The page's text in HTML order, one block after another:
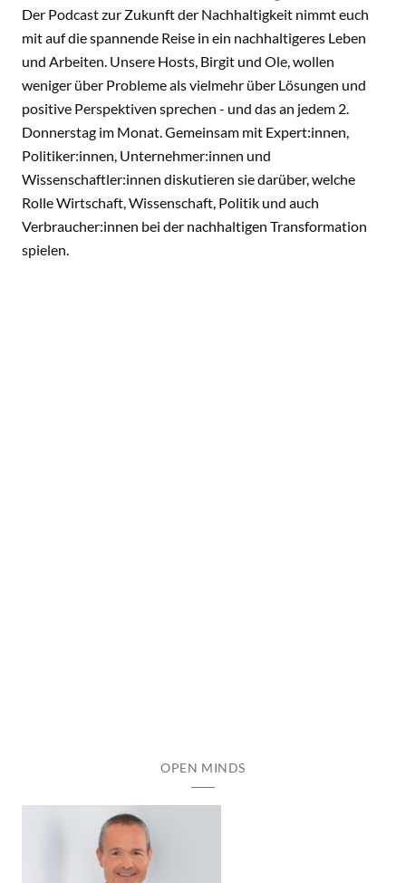
Der Podcast zur Zukunft der Nachhaltigkeit nimmt euch
mit auf die spannende Reise in ein nachhaltigeres Leben
und Arbeiten. Unsere Hosts, Birgit und Ole, wollen
weniger über Probleme als vielmehr über Lösungen und
positive Perspektiven sprechen - und das an jedem 2.
Donnerstag im Monat. Gemeinsam mit Expert:innen,
Politiker:innen, Unternehmer:innen und
Wissenschaftler:innen diskutieren sie darüber, welche
Rolle Wirtschaft, Wissenschaft, Politik und auch
Verbraucher:innen bei der nachhaltigen Transformation
spielen.
OPEN MINDS